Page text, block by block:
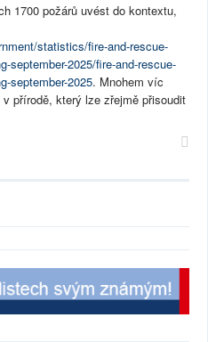
1700 požárů uvést do kontextu,
statistics/fire-and-rescue-
september-2025/fire-and-rescue-
september-2025. Mnohem víc
přírodě, který lze zřejmě přisoudit